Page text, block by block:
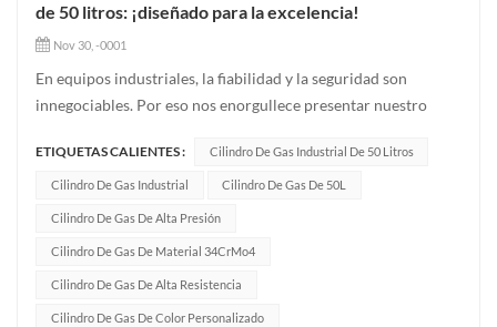
de 50 litros: ¡diseñado para la excelencia!
Nov 30, -0001
En equipos industriales, la fiabilidad y la seguridad son
innegociables. Por eso nos enorgullece presentar nuestro
de 50L — diseñado para satisfacer las aplicaciones más
exigentes con una durabilidad y cumplimiento inigualables.✅
Construi...
ETIQUETAS CALIENTES : Cilindro De Gas Industrial De 50 Litros
Cilindro De Gas Industrial Cilindro De Gas De 50L
Cilindro De Gas De Alta Presión
Cilindro De Gas De Material 34CrMo4
Cilindro De Gas De Alta Resistencia
Cilindro De Gas De Color Personalizado